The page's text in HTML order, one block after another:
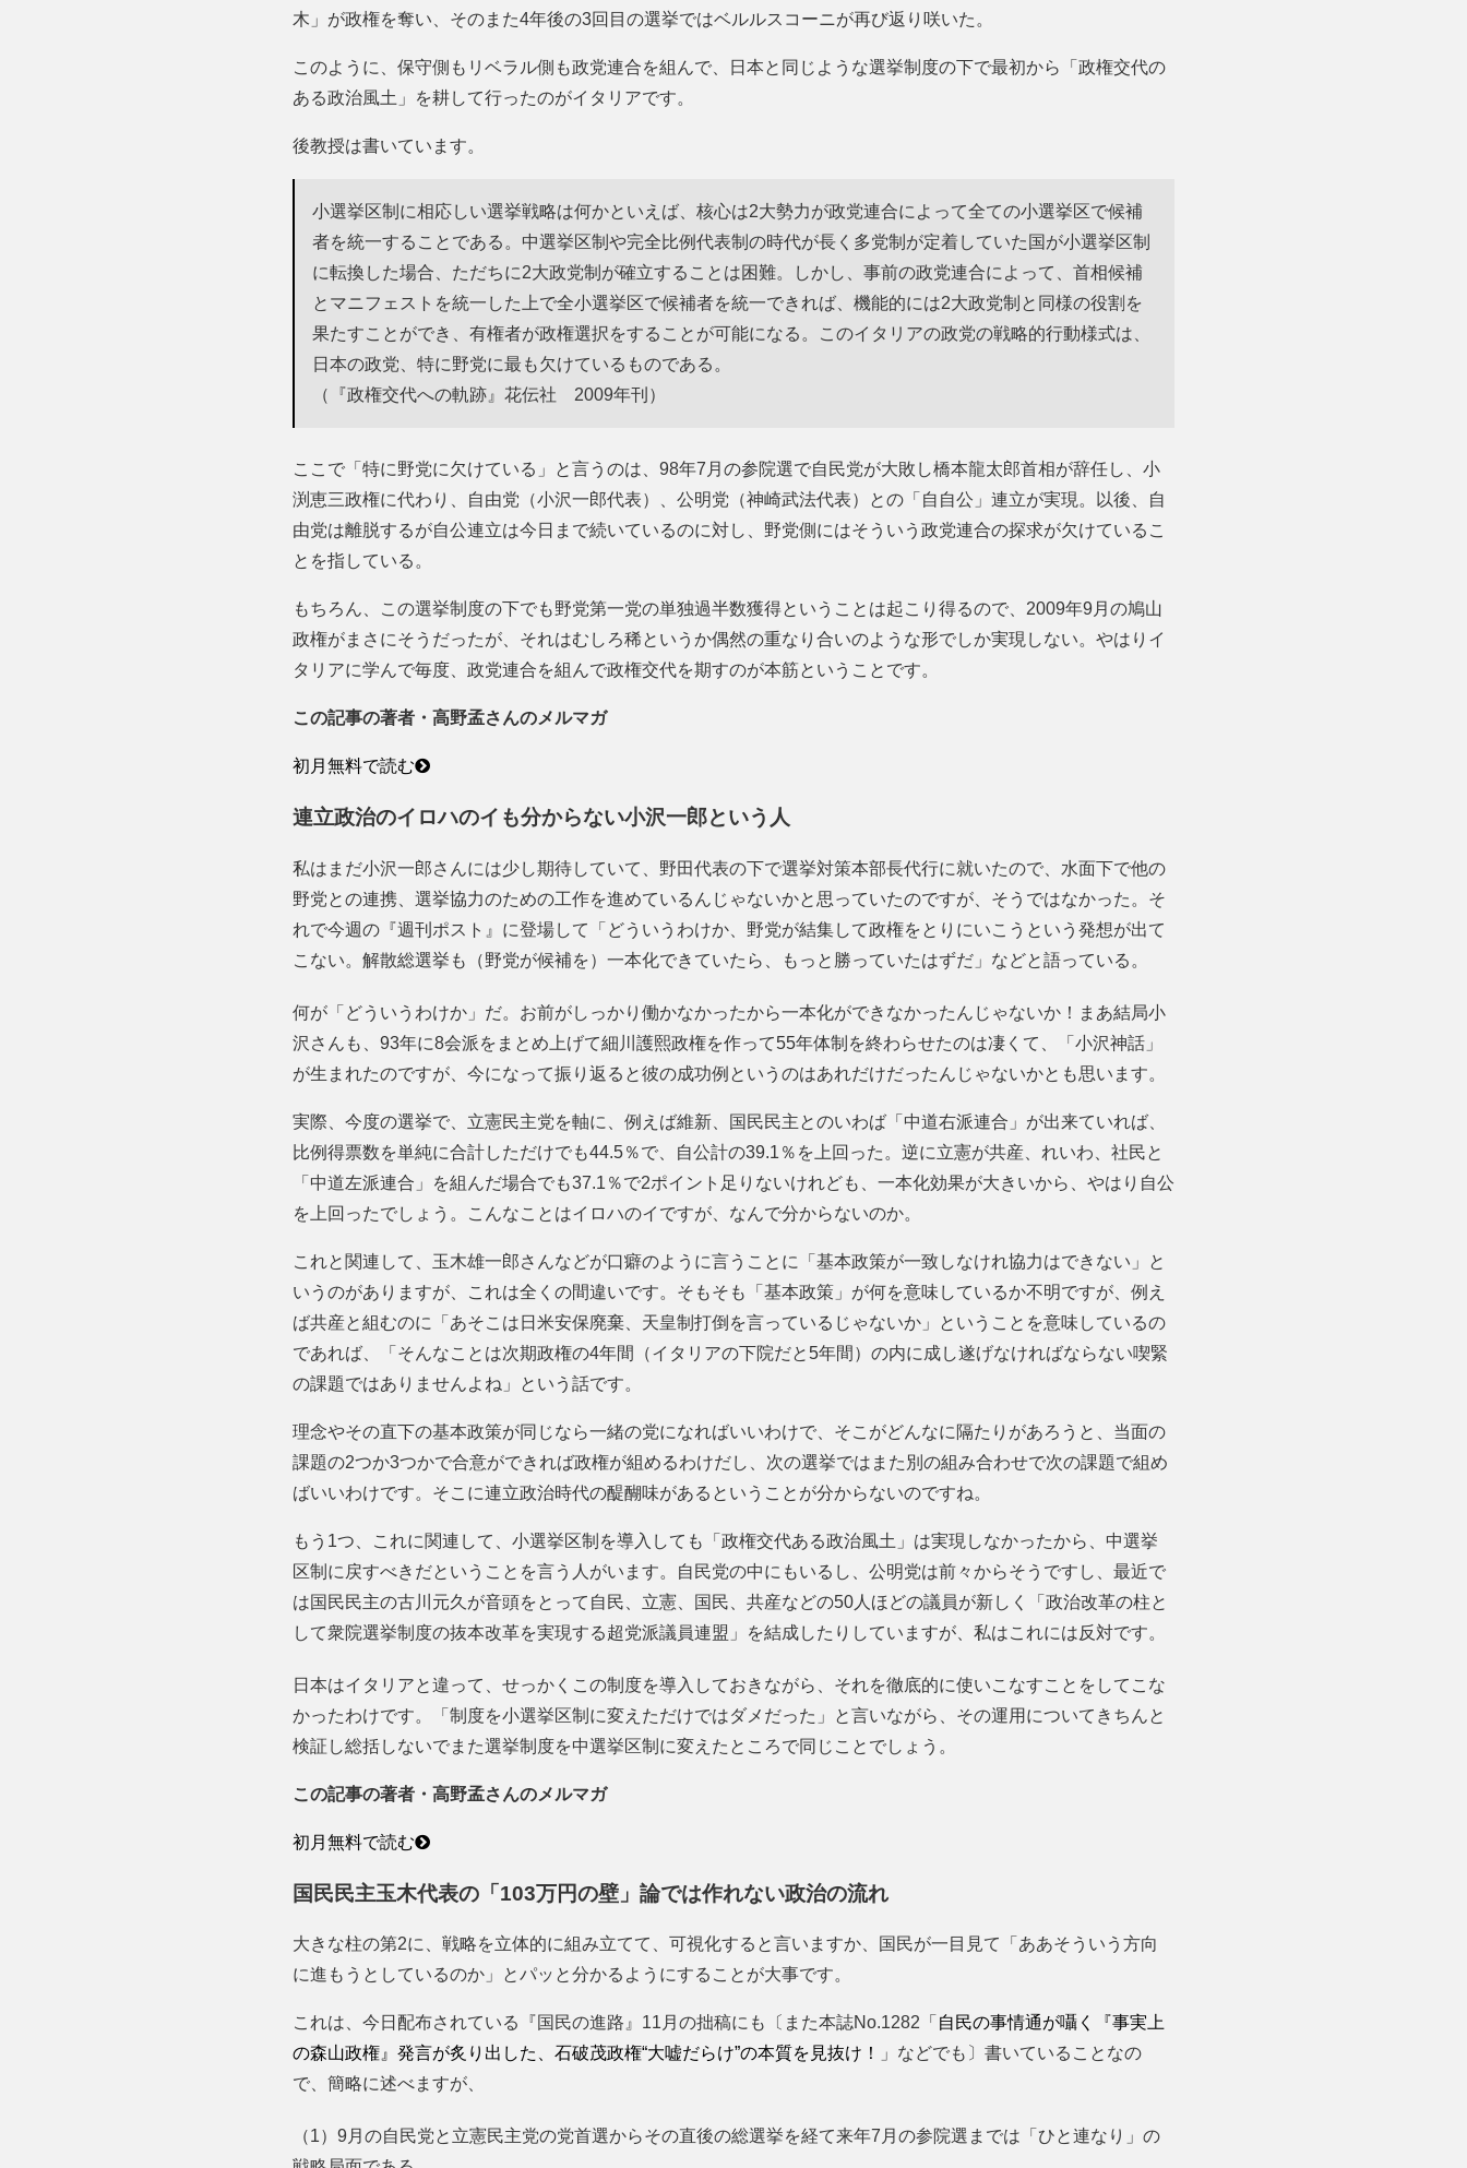
木」が政権を奪い、そのまた4年後の3回目の選挙ではベルルスコーニが再び返り咲いた。
このように、保守側もリベラル側も政党連合を組んで、日本と同じような選挙制度の下で最初から「政権交代の
ある政治風土」を耕して行ったのがイタリアです。
後教授は書いています。
小選挙区制に相応しい選挙戦略は何かといえば、核心は2大勢力が政党連合によって全ての小選挙区で候補
者を統一することである。中選挙区制や完全比例代表制の時代が長く多党制が定着していた国が小選挙区制
に転換した場合、ただちに2大政党制が確立することは困難。しかし、事前の政党連合によって、首相候補
とマニフェストを統一した上で全小選挙区で候補者を統一できれば、機能的には2大政党制と同様の役割を
果たすことができ、有権者が政権選択をすることが可能になる。このイタリアの政党の戦略的行動様式は、
日本の政党、特に野党に最も欠けているものである。
（『政権交代への軌跡』花伝社 2009年刊）
ここで「特に野党に欠けている」と言うのは、98年7月の参院選で自民党が大敗し橋本龍太郎首相が辞任し、小
渕恵三政権に代わり、自由党（小沢一郎代表）、公明党（神崎武法代表）との「自自公」連立が実現。以後、自
由党は離脱するが自公連立は今日まで続いているのに対し、野党側にはそういう政党連合の探求が欠けているこ
とを指している。
もちろん、この選挙制度の下でも野党第一党の単独過半数獲得ということは起こり得るので、2009年9月の鳩山
政権がまさにそうだったが、それはむしろ稀というか偶然の重なり合いのような形でしか実現しない。やはりイ
タリアに学んで毎度、政党連合を組んで政権交代を期すのが本筋ということです。
この記事の著者・高野孟さんのメルマガ
初月無料で読む
連立政治のイロハのイも分からない小沢一郎という人
私はまだ小沢一郎さんには少し期待していて、野田代表の下で選挙対策本部長代行に就いたので、水面下で他の
野党との連携、選挙協力のための工作を進めているんじゃないかと思っていたのですが、そうではなかった。そ
れで今週の『週刊ポスト』に登場して「どういうわけか、野党が結集して政権をとりにいこうという発想が出て
こない。解散総選挙も（野党が候補を）一本化できていたら、もっと勝っていたはずだ」などと語っている。
何が「どういうわけか」だ。お前がしっかり働かなかったから一本化ができなかったんじゃないか！まあ結局小
沢さんも、93年に8会派をまとめ上げて細川護熙政権を作って55年体制を終わらせたのは凄くて、「小沢神話」
が生まれたのですが、今になって振り返ると彼の成功例というのはあれだけだったんじゃないかとも思います。
実際、今度の選挙で、立憲民主党を軸に、例えば維新、国民民主とのいわば「中道右派連合」が出来ていれば、
比例得票数を単純に合計しただけでも44.5％で、自公計の39.1％を上回った。逆に立憲が共産、れいわ、社民と
「中道左派連合」を組んだ場合でも37.1％で2ポイント足りないけれども、一本化効果が大きいから、やはり自公
を上回ったでしょう。こんなことはイロハのイですが、なんで分からないのか。
これと関連して、玉木雄一郎さんなどが口癖のように言うことに「基本政策が一致しなけれ協力はできない」と
いうのがありますが、これは全くの間違いです。そもそも「基本政策」が何を意味しているか不明ですが、例え
ば共産と組むのに「あそこは日米安保廃棄、天皇制打倒を言っているじゃないか」ということを意味しているの
であれば、「そんなことは次期政権の4年間（イタリアの下院だと5年間）の内に成し遂げなければならない喫緊
の課題ではありませんよね」という話です。
理念やその直下の基本政策が同じなら一緒の党になればいいわけで、そこがどんなに隔たりがあろうと、当面の
課題の2つか3つかで合意ができれば政権が組めるわけだし、次の選挙ではまた別の組み合わせで次の課題で組め
ばいいわけです。そこに連立政治時代の醍醐味があるということが分からないのですね。
もう1つ、これに関連して、小選挙区制を導入しても「政権交代ある政治風土」は実現しなかったから、中選挙
区制に戻すべきだということを言う人がいます。自民党の中にもいるし、公明党は前々からそうですし、最近で
は国民民主の古川元久が音頭をとって自民、立憲、国民、共産などの50人ほどの議員が新しく「政治改革の柱と
して衆院選挙制度の抜本改革を実現する超党派議員連盟」を結成したりしていますが、私はこれには反対です。
日本はイタリアと違って、せっかくこの制度を導入しておきながら、それを徹底的に使いこなすことをしてこな
かったわけです。「制度を小選挙区制に変えただけではダメだった」と言いながら、その運用についてきちんと
検証し総括しないでまた選挙制度を中選挙区制に変えたところで同じことでしょう。
この記事の著者・高野孟さんのメルマガ
初月無料で読む
国民民主玉木代表の「103万円の壁」論では作れない政治の流れ
大きな柱の第2に、戦略を立体的に組み立てて、可視化すると言いますか、国民が一目見て「ああそういう方向
に進もうとしているのか」とパッと分かるようにすることが大事です。
これは、今日配布されている『国民の進路』11月の拙稿にも〔また本誌No.1282「 自民の事情通が囁く『事実上
の森山政権』発言が炙り出した、石破茂政権“大嘘だらけ”の本質を見抜け！
」などでも〕書いていることなの
で、簡略に述べますが、
（1）9月の自民党と立憲民主党の党首選からその直後の総選挙を経て来年7月の参院選までは「ひと連なり」の